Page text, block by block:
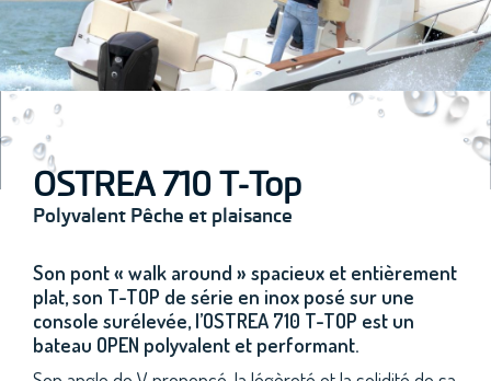
OSTREA 710 T-Top
Polyvalent Pêche et plaisance
Son pont « walk around » spacieux et entièrement
plat, son T-TOP de série en inox posé sur une
console surélevée, l’OSTREA 710 T-TOP est un
bateau OPEN polyvalent et performant.